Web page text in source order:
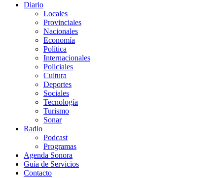
Diario
Locales
Provinciales
Nacionales
Economía
Política
Internacionales
Policiales
Cultura
Deportes
Sociales
Tecnología
Turismo
Sonar
Radio
Podcast
Programas
Agenda Sonora
Guía de Servicios
Contacto